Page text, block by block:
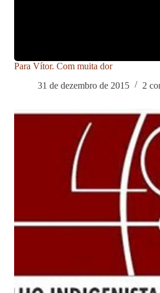
Para Vítor. Com muita dor
31 de dezembro de 2015
2